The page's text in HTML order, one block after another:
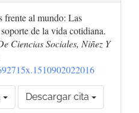
frente al mundo: Las
de la vida cotidiana.
Ciencias Sociales, Niñez Y
Descargar cita